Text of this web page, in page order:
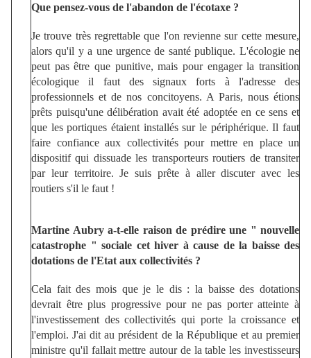
Que pensez-vous de l'abandon de l'écotaxe ?
Je trouve très regrettable que l'on revienne sur cette mesure,
alors qu'il y a une urgence de santé publique. L'écologie ne
peut pas être que punitive, mais pour engager la transition
écologique il faut des signaux forts à l'adresse des
professionnels et de nos concitoyens. A Paris, nous étions
prêts puisqu'une délibération avait été adoptée en ce sens et
que les portiques étaient installés sur le périphérique. Il faut
faire confiance aux collectivités pour mettre en place un
dispositif qui dissuade les transporteurs routiers de transiter
par leur territoire. Je suis prête à aller discuter avec les
routiers s'il le faut !
Martine Aubry a-t-elle raison de prédire une " nouvelle
catastrophe " sociale cet hiver à cause de la baisse des
dotations de l'Etat aux collectivités ?
Cela fait des mois que je le dis : la baisse des dotations
devrait être plus progressive pour ne pas porter atteinte à
l'investissement des collectivités qui porte la croissance et
l'emploi. J'ai dit au président de la République et au premier
ministre qu'il fallait mettre autour de la table les investisseurs